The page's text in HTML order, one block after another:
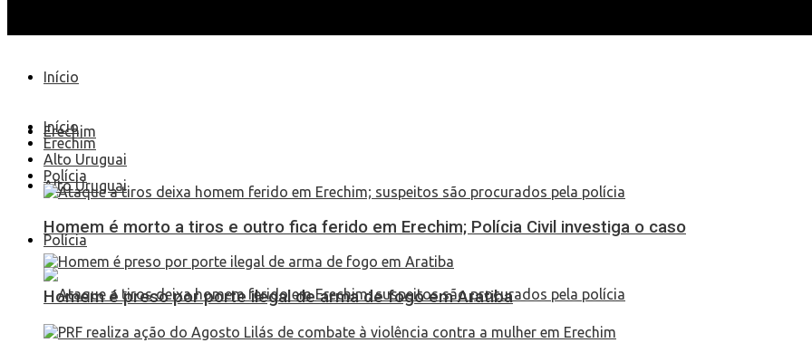
Início
Erechim
Alto Uruguai
Polícia
Início
Erechim
Alto Uruguai
Polícia
Homem é morto a tiros e outro fica ferido em Erechim; Polícia Civil investiga o caso
Homem é preso por porte ilegal de arma de fogo em Aratiba